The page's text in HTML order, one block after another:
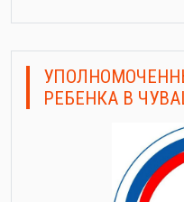
РЕБЕНКА В